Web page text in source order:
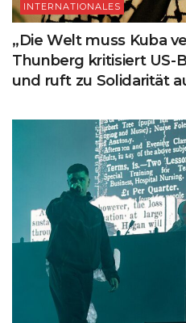
INTERNATIONALES
„Die Welt muss Kuba
Thunberg kritisiert US-
und ruft zu Solidarität